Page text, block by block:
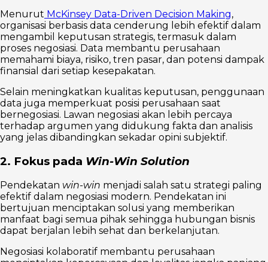
Menurut McKinsey Data-Driven Decision Making,
organisasi berbasis data cenderung lebih efektif dalam
mengambil keputusan strategis, termasuk dalam
proses negosiasi. Data membantu perusahaan
memahami biaya, risiko, tren pasar, dan potensi dampak
finansial dari setiap kesepakatan.
Selain meningkatkan kualitas keputusan, penggunaan
data juga memperkuat posisi perusahaan saat
bernegosiasi. Lawan negosiasi akan lebih percaya
terhadap argumen yang didukung fakta dan analisis
yang jelas dibandingkan sekadar opini subjektif.
2. Fokus pada Win-Win Solution
Pendekatan win-win menjadi salah satu strategi paling
efektif dalam negosiasi modern. Pendekatan ini
bertujuan menciptakan solusi yang memberikan
manfaat bagi semua pihak sehingga hubungan bisnis
dapat berjalan lebih sehat dan berkelanjutan.
Negosiasi kolaboratif membantu perusahaan